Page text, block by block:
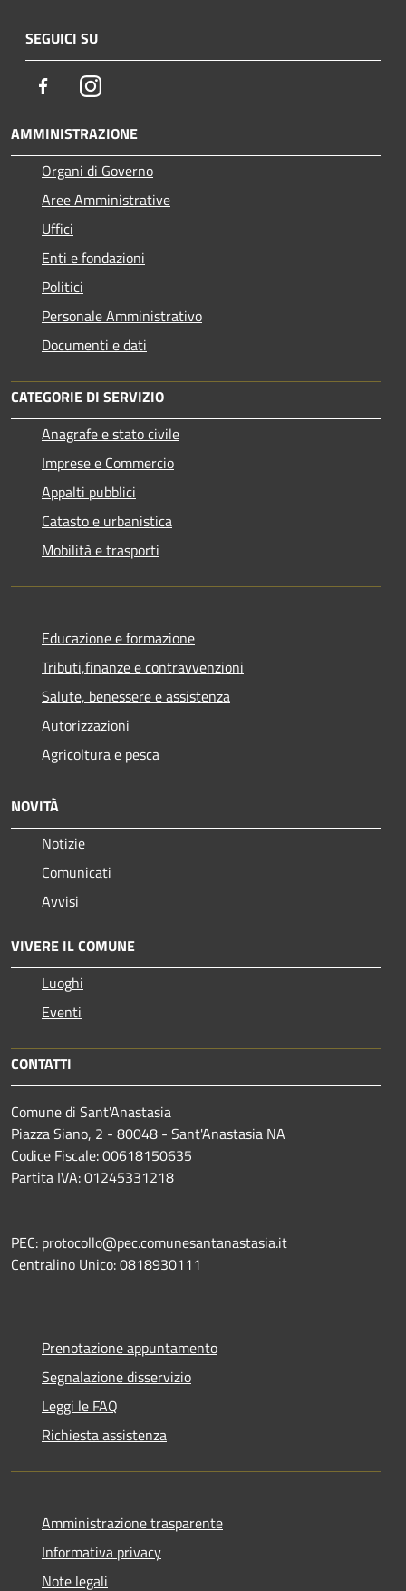
SEGUICI SU
FacebookInstagram
AMMINISTRAZIONE
Organi di Governo
Aree Amministrative
Uffici
Enti e fondazioni
Politici
Personale Amministrativo
Documenti e dati
CATEGORIE DI SERVIZIO
Anagrafe e stato civile
Imprese e Commercio
Appalti pubblici
Catasto e urbanistica
Mobilità e trasporti
Educazione e formazione
Tributi,finanze e contravvenzioni
Salute, benessere e assistenza
Autorizzazioni
Agricoltura e pesca
NOVITÀ
Notizie
Comunicati
Avvisi
VIVERE IL COMUNE
Luoghi
Eventi
CONTATTI
Comune di Sant'Anastasia
Piazza Siano, 2 - 80048 - Sant'Anastasia NA
Codice Fiscale: 00618150635
Partita IVA: 01245331218
PEC: protocollo@pec.comunesantanastasia.it
Centralino Unico: 0818930111
Prenotazione appuntamento
Segnalazione disservizio
Leggi le FAQ
Richiesta assistenza
Amministrazione trasparente
Informativa privacy
Note legali